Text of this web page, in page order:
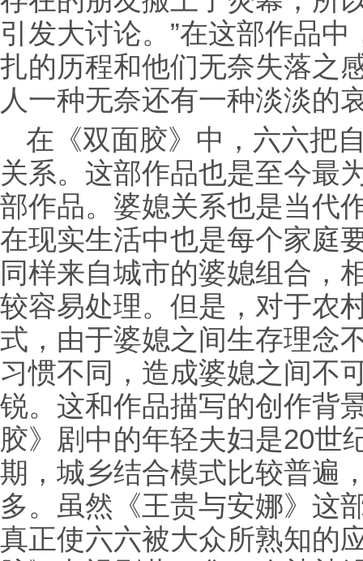
引发大讨论。”在这部作品
扎的历程和他们无奈失落之
人一种无奈还有一种淡淡的
在《双面胶》中，六六把
关系。这部作品也是至今最
部作品。婆媳关系也是当代
在现实生活中也是每个家庭
同样来自城市的婆媳组合，
较容易处理。但是，对于农
式，由于婆媳之间生存理念
习惯不同，造成婆媳之间不
锐。这和作品描写的创作背
胶》剧中的年轻夫妇是20世
期，城乡结合模式比较普遍
多。虽然《王贵与安娜》这
真正使六六被大众所熟知的